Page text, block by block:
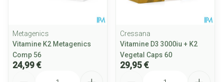
Metagenics
Vitamine K2 Metagenics
Comp 56
24,99 €
Cressana
Vitamine D3 3000iu + K2
Vegetal Caps 60
29,95 €